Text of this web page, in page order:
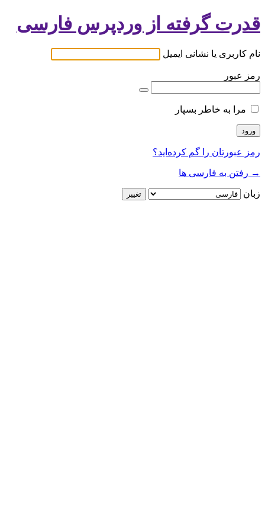
قدرت گرفته از وردپرس فارسی
نام کاربری یا نشانی ایمیل
رمز عبور
مرا به خاطر بسپار
رمز عبورتان را گم کرده‌اید؟
→ رفتن به فارسی ها
زبان